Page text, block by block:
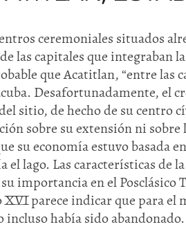
ceremoniales situados
las capitales que integraban
que Acatitlan, “entre las
Desafortunadamente, el
sitio, de hecho de su centro
sobre su extensión ni sobre
su economía estuvo basada
el lago. Las características de
importancia en el Posclásico
XVI parece indicar que para el
había sido abandonado.